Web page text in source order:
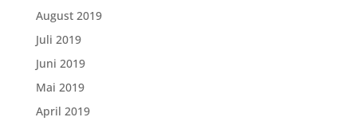
August 2019
Juli 2019
Juni 2019
Mai 2019
April 2019